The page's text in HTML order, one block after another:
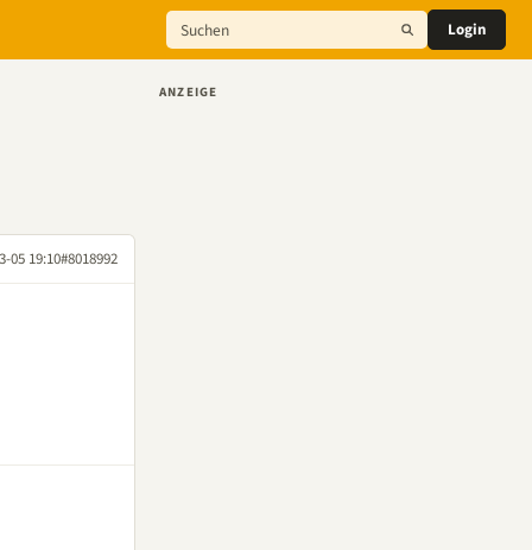
Login
05 19:10#8018992
ANZEIGE